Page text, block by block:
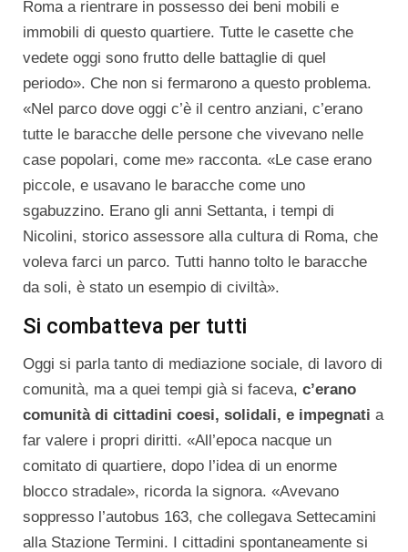
Roma a rientrare in possesso dei beni mobili e
immobili di questo quartiere. Tutte le casette che
vedete oggi sono frutto delle battaglie di quel
periodo». Che non si fermarono a questo problema.
«Nel parco dove oggi c’è il centro anziani, c’erano
tutte le baracche delle persone che vivevano nelle
case popolari, come me» racconta. «Le case erano
piccole, e usavano le baracche come uno
sgabuzzino. Erano gli anni Settanta, i tempi di
Nicolini, storico assessore alla cultura di Roma, che
voleva farci un parco. Tutti hanno tolto le baracche
da soli, è stato un esempio di civiltà».
Si combatteva per tutti
Oggi si parla tanto di mediazione sociale, di lavoro di
comunità, ma a quei tempi già si faceva, c’erano
comunità di cittadini coesi, solidali, e impegnati a
far valere i propri diritti. «All’epoca nacque un
comitato di quartiere, dopo l’idea di un enorme
blocco stradale», ricorda la signora. «Avevano
soppresso l’autobus 163, che collegava Settecamini
alla Stazione Termini. I cittadini spontaneamente si